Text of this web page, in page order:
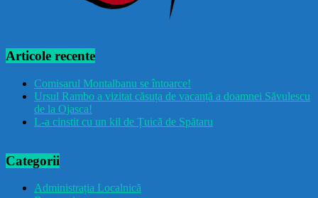
Articole recente
Comisarul Montalbanu se întoarce!
Ursul Rambo a vizitat căsuța de vacanță a doamnei Săvulescu
de la Ojasca!
L-a cinstit cu un kil de Țuică de Spătaru
Categorii
Administrația Localnică